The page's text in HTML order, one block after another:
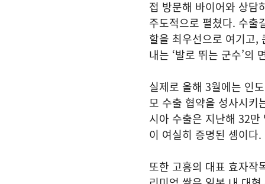
접 방문해 바이어와 상담
주도적으로 펼쳤다. 수출
할을 최우선으로 여기고,
내는 ‘발로 뛰는 군수’의
실제로 올해 3월에는 인
모 수출 협약을 성사시키
시아 수출은 지난해 32
이 여실히 증명된 셈이다.
또한 고흥의 대표 효자작